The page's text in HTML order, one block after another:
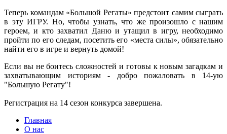
Теперь командам «Большой Регаты» предстоит самим сыграть
в эту ИГРУ. Но, чтобы узнать, что же произошло с нашим
героем, и кто захватил Даню и утащил в игру, необходимо
пройти по его следам, посетить его «места силы», обязательно
найти его в игре и вернуть домой!
Если вы не боитесь сложностей и готовы к новым загадкам и
захватывающим историям - добро пожаловать в 14-ую
"Большую Регату"!
Регистрация на 14 сезон конкурса завершена.
Главная
О нас